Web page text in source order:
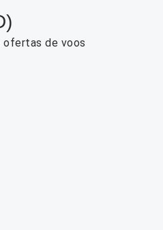
ofertas de voos